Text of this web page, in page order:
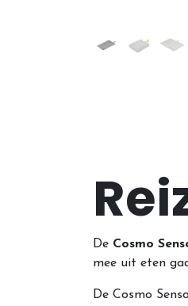
De Cosmo
mee uit eten
De Cosmo